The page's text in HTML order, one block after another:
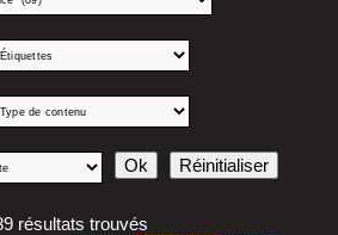
résultats trouvés